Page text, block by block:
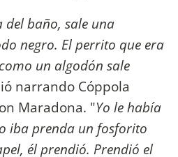
del baño, sale una
negro. El perrito que era
un algodón sale
narrando Cóppola
Maradona. "Yo le había
iba prenda un fosforito
él prendió. Prendió el